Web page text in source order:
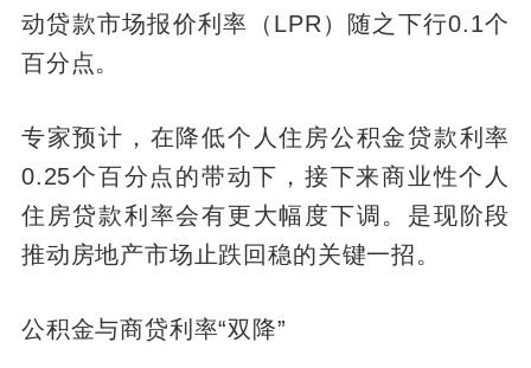
动贷款市场报价利率（LPR）随之下行0.1个
百分点。
专家预计，在降低个人住房公积金贷款利率
0.25个百分点的带动下，接下来商业性个人
住房贷款利率会有更大幅度下调。是现阶段
推动房地产市场止跌回稳的关键一招。
公积金与商贷利率“双降”